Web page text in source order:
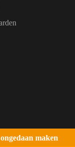
maken